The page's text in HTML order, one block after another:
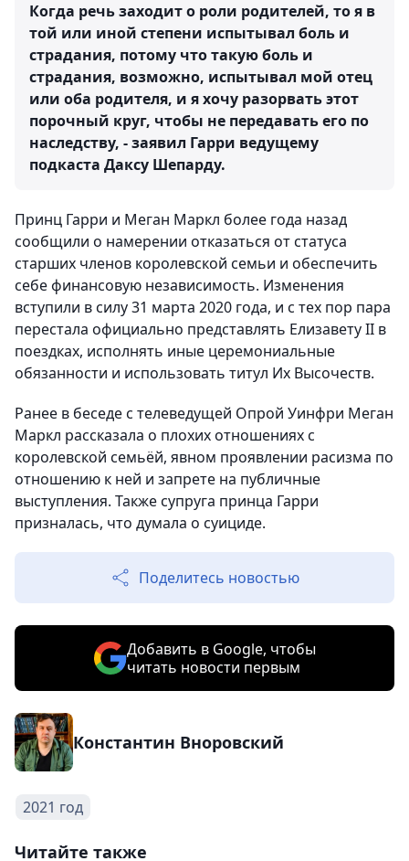
Когда речь заходит о роли родителей, то я в
той или иной степени испытывал боль и
страдания, потому что такую боль и
страдания, возможно, испытывал мой отец
или оба родителя, и я хочу разорвать этот
порочный круг, чтобы не передавать его по
наследству, - заявил Гарри ведущему
подкаста Даксу Шепарду.
Принц Гарри и Меган Маркл более года назад
сообщили о намерении отказаться от статуса
старших членов королевской семьи и обеспечить
себе финансовую независимость. Изменения
вступили в силу 31 марта 2020 года, и с тех пор пара
перестала официально представлять Елизавету II в
поездках, исполнять иные церемониальные
обязанности и использовать титул Их Высочеств.
Ранее в беседе с телеведущей Опрой Уинфри Меган
Маркл рассказала о плохих отношениях с
королевской семьёй, явном проявлении расизма по
отношению к ней и запрете на публичные
выступления. Также супруга принца Гарри
призналась, что думала о суициде.
Поделитесь новостью
Добавить в Google, чтобы
читать новости первым
Константин Вноровский
2021 год
Читайте также